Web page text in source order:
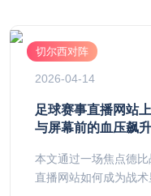
切尔西对阵
2026-04-14
足球赛事直播网站
与屏幕前的血压飙升
本文通过一场焦点德
直播网站如何成为战术